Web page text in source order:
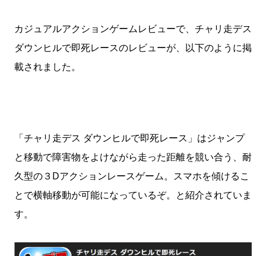
カジュアルアクションゲームレビューで、チャリ走デス
ダウンヒルで即死レースのレビューが、以下のように掲
載されました。
「チャリ走デス ダウンヒルで即死レース」はジャンプ
と移動で障害物をよけながら走った距離を競い合う、耐
久型の３Dアクションレースゲーム。スマホを傾けるこ
とで横軸移動が可能になっているぞ。と紹介されていま
す。